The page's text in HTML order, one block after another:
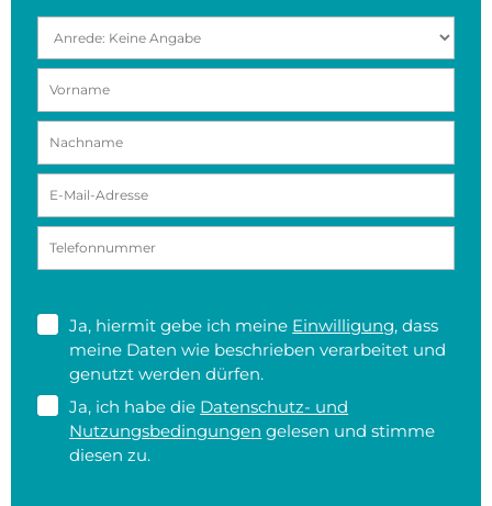
Ja, hiermit gebe ich meine Einwilligung, dass
meine Daten wie beschrieben verarbeitet und
genutzt werden dürfen.
Ja, ich habe die Datenschutz- und
Nutzungsbedingungen gelesen und stimme
diesen zu.